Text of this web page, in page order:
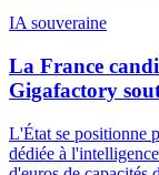
IA souveraine
La France
Gigafactory
L'État se positionne
dédiée à